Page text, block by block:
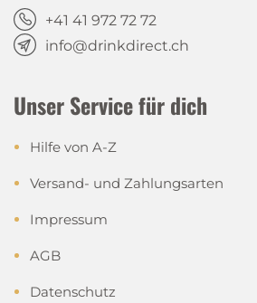
+41 41 972 72 72
info@drinkdirect.ch
Unser Service für dich
Hilfe von A-Z
Versand- und Zahlungsarten
Impressum
AGB
Datenschutz